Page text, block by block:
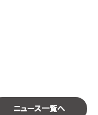
ニュース一覧へ